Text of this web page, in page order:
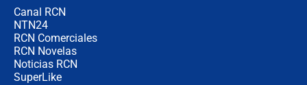
Canal RCN
NTN24
RCN Comerciales
RCN Novelas
Noticias RCN
SuperLike